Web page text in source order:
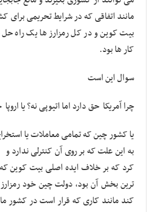
مانند اتفاقی که در شرایط تحریمی برای
بیت کوین و در کل رمزارز ها یک راه
کار ها بود.
سوال این است
چرا آمریکا حق دارد اما اتیوپی نه؟ یا
یا کشور چین که تمامی معاملات یا
به این علت که بر روی آن کنترلی ندارد و
کرد که بر خلاف ایده اصلی بیت کوین
ترین بخش آن بود، دولت چین خود رمزارز
کند مانند کاری که قرار است در کشور